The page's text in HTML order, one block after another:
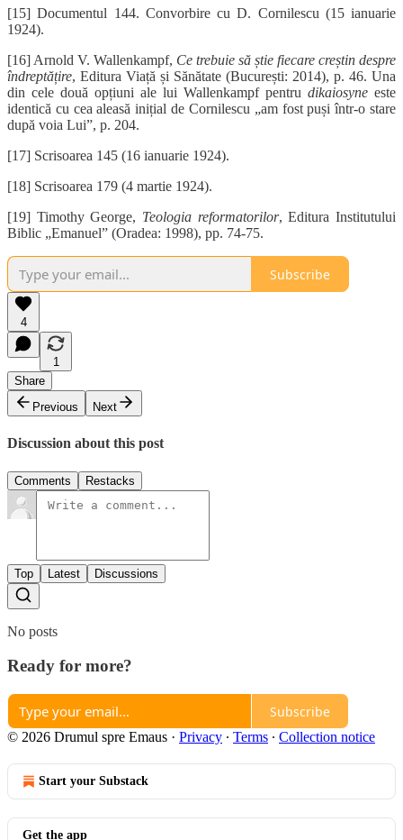
[15] Documentul 144. Convorbire cu D. Cornilescu (15 ianuarie
1924).
[16] Arnold V. Wallenkampf, Ce trebuie să știe fiecare creștin despre
îndreptățire, Editura Viață și Sănătate (București: 2014), p. 46. Una
din cele două opțiuni ale lui Wallenkampf pentru dikaiosyne este
identică cu cea aleasă inițial de Cornilescu „am fost puși într-o stare
după voia Lui”, p. 204.
[17] Scrisoarea 145 (16 ianuarie 1924).
[18] Scrisoarea 179 (4 martie 1924).
[19] Timothy George, Teologia reformatorilor, Editura Institutului
Biblic „Emanuel” (Oradea: 1998), pp. 74-75.
Subscribe
4
1
Share
Previous
Next
Discussion about this post
Comments Restacks
Top Latest Discussions
No posts
Ready for more?
Subscribe
© 2026 Drumul spre Emaus · Privacy ∙ Terms ∙ Collection notice
Start your Substack
Get the app